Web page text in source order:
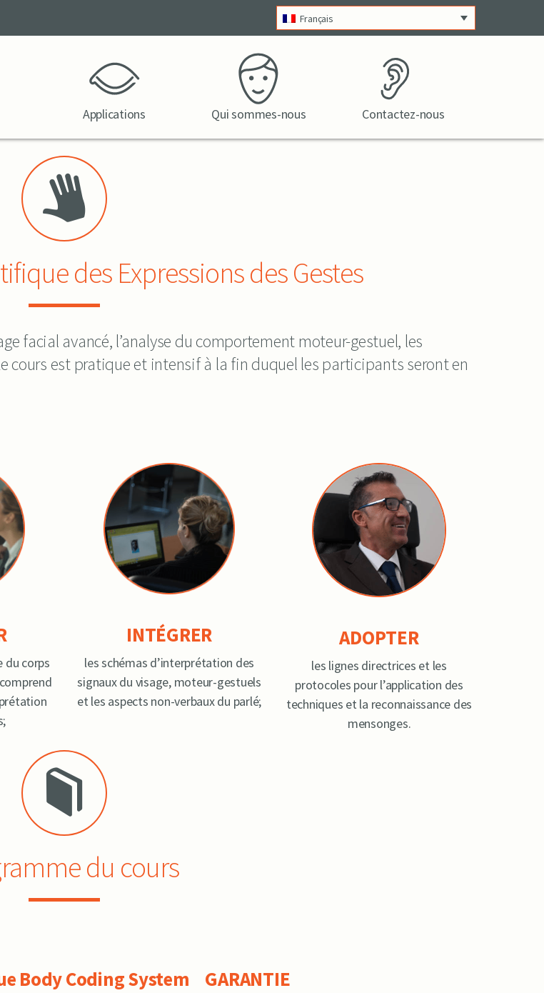
Français
Applications Qui sommes-nous Contactez-nous
des Expressions des Gestes
facial avancé, l’analyse du comportement moteur-gestuel, les
cours est pratique et intensif à la fin duquel les participants seront en
du corps
INTÉGRER
les schémas d’interprétation des
signaux du visage, moteur-gestuels
et les aspects non-verbaux du parlé;
ADOPTER
les lignes directrices et les
protocoles pour l’application des
techniques et la reconnaissance des
mensonges.
du cours
Body Coding System GARANTIE